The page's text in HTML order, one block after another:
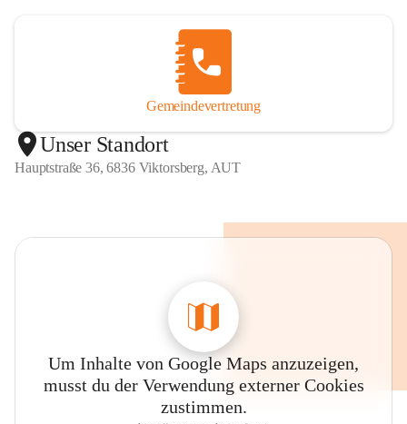
Gemeindevertretung
Unser Standort
Hauptstraße 36, 6836 Viktorsberg, AUT
Um Inhalte von Google Maps anzuzeigen,
musst du der Verwendung externer Cookies
zustimmen.